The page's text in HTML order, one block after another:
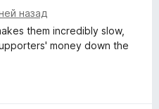
назад
them incredibly slow,
money down the